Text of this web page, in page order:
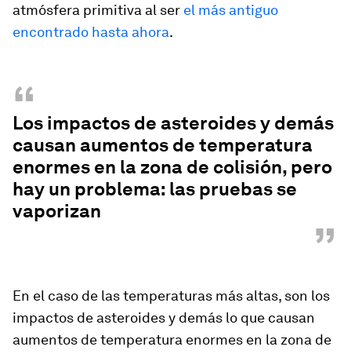
atmósfera primitiva al ser el más antiguo
encontrado hasta ahora.
“
Los impactos de asteroides y demás
causan aumentos de temperatura
enormes en la zona de colisión, pero
hay un problema: las pruebas se
vaporizan
”
En el caso de las temperaturas más altas, son los
impactos de asteroides y demás lo que causan
aumentos de temperatura enormes en la zona de